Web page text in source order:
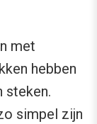
met
hebben
steken.
simpel zijn